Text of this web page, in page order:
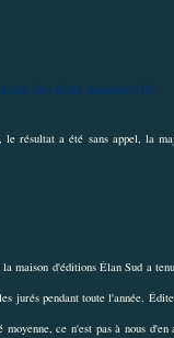
des deux manuscrits
le résultat a été sans appel, la
d'éditions Élan Sud a
jurés pendant toute l'année.
ce n'est pas à nous